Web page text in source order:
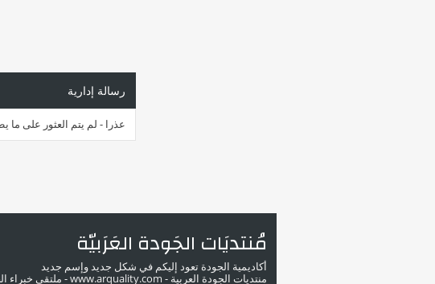
رسالة إدارية
عذرا - لم يتم العثور على
مُنتديَات الجَودة العَرَبيّة
أكاديمية الجودة تعود إليكم في شكل جديد وإسم جديد
منتديات الجودة العربية - www.arquality.com - ملتقى خبراء الجودة في الوطن العربي